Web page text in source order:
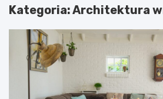
Kategoria:Architektura